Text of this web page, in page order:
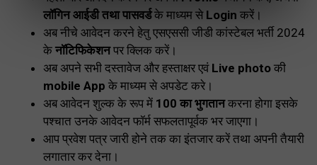
लॉगिन आईडी तथा पासवर्डके माध्यम सेLogin करें।
अब नीचे आवेदन करने हेतु एसएससी जीडी कांस्टेबल भर्ती 2024
के नॉटिफिकेशनपर क्लिक करें।
अब अपने सभी दस्तावेज और हस्ताक्षर एवं Live photo की
mobile App के माध्यम से अपडेट करे।
अब आवेदन शुल्क के रूप में ₹100 का भुगतानकरना होगा इसके
पश्चात उनके आवेदन फॉर्म सफलतापूर्वक भर जाएगा।
आप प्रवेश पत्र जारी होने तक का इंतजार करें तथा अपनी तैयारी
लगातार कर देना।